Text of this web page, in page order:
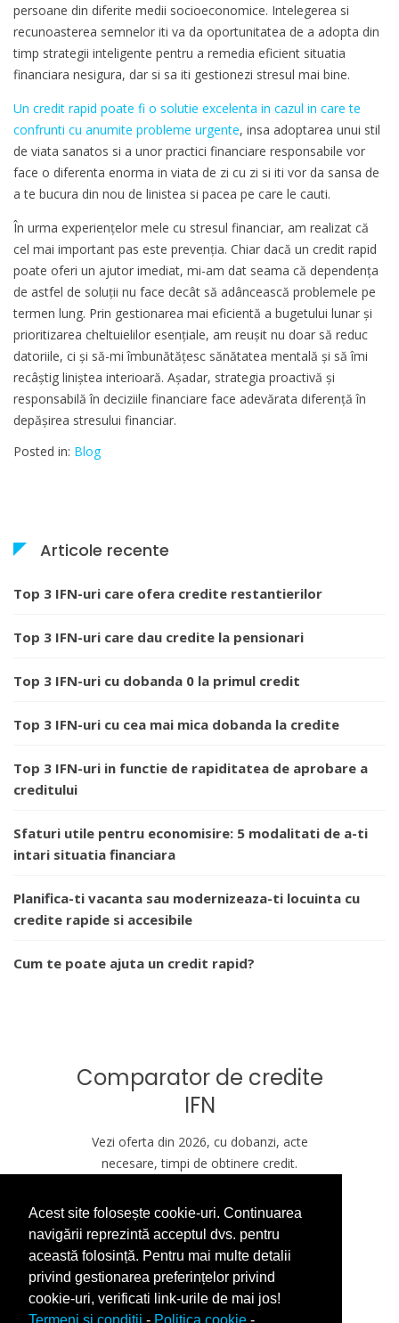
Acest site folosește cookie-uri. Continuarea
navigării reprezintă acceptul dvs. pentru
această folosință. Pentru mai multe detalii
privind gestionarea preferințelor privind
cookie-uri, verificati link-urile de mai jos!
Termeni si conditii - Politica cookie -
persoane din diferite medii socioeconomice. Intelegerea si
recunoasterea semnelor iti va da oportunitatea de a adopta din
timp strategii inteligente pentru a remedia eficient situatia
financiara nesigura, dar si sa iti gestionezi stresul mai bine.
Un credit rapid poate fi o solutie excelenta in cazul in care te
confrunti cu anumite probleme urgente, insa adoptarea unui stil
de viata sanatos si a unor practici financiare responsabile vor
face o diferenta enorma in viata de zi cu zi si iti vor da sansa de
a te bucura din nou de linistea si pacea pe care le cauti.
În urma experiențelor mele cu stresul financiar, am realizat că
cel mai important pas este prevenția. Chiar dacă un credit rapid
poate oferi un ajutor imediat, mi-am dat seama că dependența
de astfel de soluții nu face decât să adâncească problemele pe
termen lung. Prin gestionarea mai eficientă a bugetului lunar și
prioritizarea cheltuielilor esențiale, am reușit nu doar să reduc
datoriile, ci și să-mi îmbunătățesc sănătatea mentală și să îmi
recâștig liniștea interioară. Așadar, strategia proactivă și
responsabilă în deciziile financiare face adevărata diferență în
depășirea stresului financiar.
Posted in: Blog
Articole recente
Top 3 IFN-uri care ofera credite restantierilor
Top 3 IFN-uri care dau credite la pensionari
Top 3 IFN-uri cu dobanda 0 la primul credit
Top 3 IFN-uri cu cea mai mica dobanda la credite
Top 3 IFN-uri in functie de rapiditatea de aprobare a
creditului
Sfaturi utile pentru economisire: 5 modalitati de a-ti
intari situatia financiara
Planifica-ti vacanta sau modernizeaza-ti locuinta cu
credite rapide si accesibile
Cum te poate ajuta un credit rapid?
Comparator de credite
IFN
Vezi oferta din 2026, cu dobanzi, acte
necesare, timpi de obtinere credit.
VREAU CREDIT ASTAZI